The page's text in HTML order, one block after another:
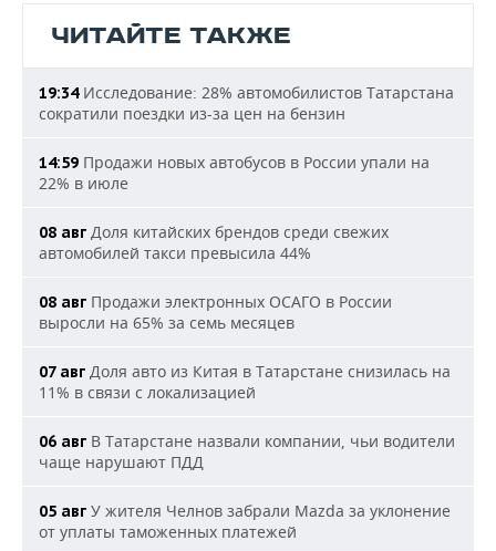
ЧИТАЙТЕ ТАКЖЕ
19:34Исследование: 28% автомобилистов Татарстана
сократили поездки из-за цен на бензин
14:59 Продажи новых автобусов в России упали на
22% в июле
08 авг Доля китайских брендов среди свежих
автомобилей такси превысила 44%
08 авг Продажи электронных ОСАГО в России
выросли на 65% за семь месяцев
07 авг Доля авто из Китая в Татарстане снизилась на
11% в связи с локализацией
06 авг В Татарстане назвали компании, чьи водители
чаще нарушают ПДД
05 авг У жителя Челнов забрали Mazda за уклонение
от уплаты таможенных платежей